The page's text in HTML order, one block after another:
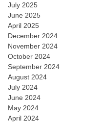
July 2025
June 2025
April 2025
December 2024
November 2024
October 2024
September 2024
August 2024
July 2024
June 2024
May 2024
April 2024